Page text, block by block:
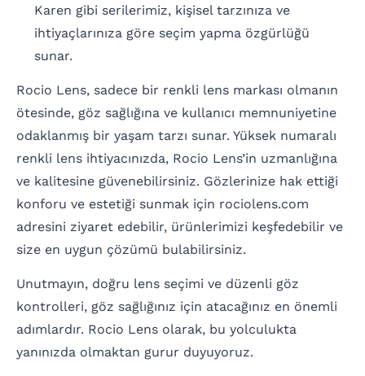
Karen gibi serilerimiz, kişisel tarzınıza ve
ihtiyaçlarınıza göre seçim yapma özgürlüğü
sunar.
Rocio Lens, sadece bir renkli lens markası olmanın
ötesinde, göz sağlığına ve kullanıcı memnuniyetine
odaklanmış bir yaşam tarzı sunar. Yüksek numaralı
renkli lens ihtiyacınızda, Rocio Lens’in uzmanlığına
ve kalitesine güvenebilirsiniz. Gözlerinize hak ettiği
konforu ve estetiği sunmak için rociolens.com
adresini ziyaret edebilir, ürünlerimizi keşfedebilir ve
size en uygun çözümü bulabilirsiniz.
Unutmayın, doğru lens seçimi ve düzenli göz
kontrolleri, göz sağlığınız için atacağınız en önemli
adımlardır. Rocio Lens olarak, bu yolculukta
yanınızda olmaktan gurur duyuyoruz.